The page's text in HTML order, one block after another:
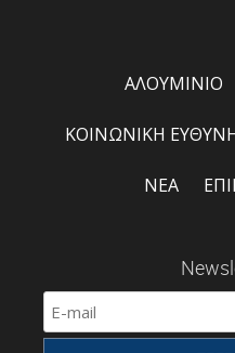
ΑΛΟΥΜΙΝΙΟ
ΚΟΙΝΩΝΙΚΗ
ΝΕΑ